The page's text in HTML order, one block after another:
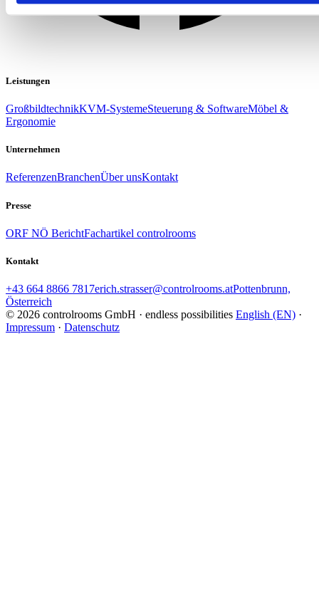
Leistungen
GroßbildtechnikKVM-SystemeSteuerung & SoftwareMöbel &
Ergonomie
Unternehmen
ReferenzenBranchenÜber unsKontakt
Presse
ORF NÖ BerichtFachartikel controlrooms
Kontakt
+43 664 8866 7817erich.strasser@controlrooms.atPottenbrunn,
Österreich
© 2026 controlrooms GmbH · endless possibilities English (EN) ·
Impressum · Datenschutz